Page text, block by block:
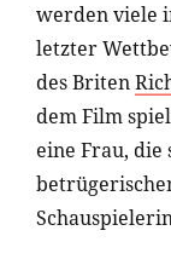
werden viele
letzter
des Briten
dem Film
eine Frau, die